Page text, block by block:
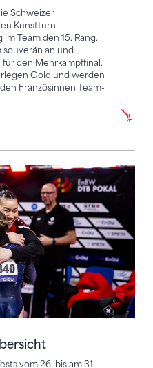
Schweizer
Kunstturn-
Team den 15. Rang.
souverän an und
den Mehrkampffinal.
Gold und werden
Französinnen Team-
vom 26. bis am 31.